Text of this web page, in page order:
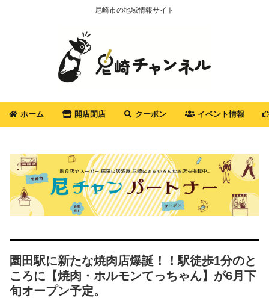
尼崎市の地域情報サイト
ホーム 開店閉店 クーポン イベント情報
園田駅に新たな焼肉店爆誕！！駅徒歩1分のと
ころに【焼肉・ホルモンてっちゃん】が6月下
旬オープン予定。